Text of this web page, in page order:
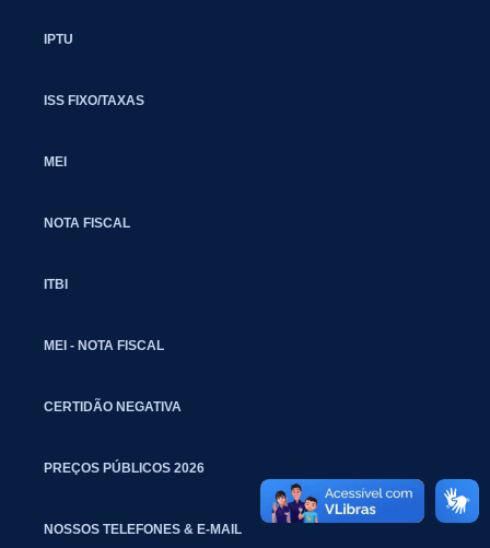
IPTU
ISS FIXO/TAXAS
MEI
NOTA FISCAL
ITBI
MEI - NOTA FISCAL
CERTIDÃO NEGATIVA
PREÇOS PÚBLICOS 2026
NOSSOS TELEFONES & E-MAIL